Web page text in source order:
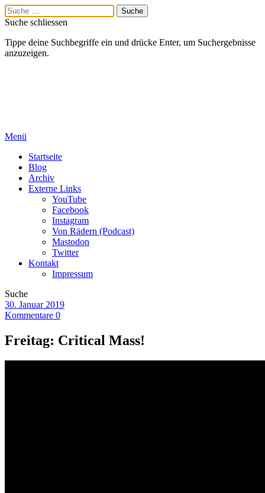
Suche schliessen
Tippe deine Suchbegriffe ein und drücke Enter, um Suchergebnisse
anzuzeigen.
Menü
Startseite
Blog
Archiv
Externe Links
YouTube
Facebook
Instagram
Von Rädern (Podcast)
Mastodon
Twitter
Kontakt
Impressum
Suche
30. Januar 2019
Kommentare 0
Freitag: Critical Mass!